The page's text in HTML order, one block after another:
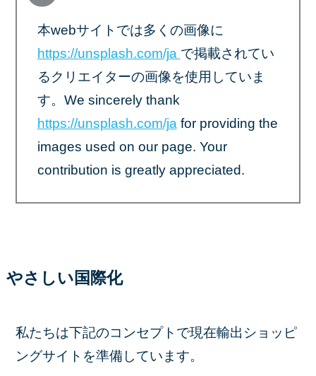
本webサイトでは多くの画像に
https://unsplash.com/ja で掲載されてい
るクリエイターの画像を使用していま
す。We sincerely thank
https://unsplash.com/jafor providing the
images used on our page. Your
contribution is greatly appreciated.
やさしい国際化
私たちは下記のコンセプトで現在輸出ショッピ
ングサイトを準備しています。